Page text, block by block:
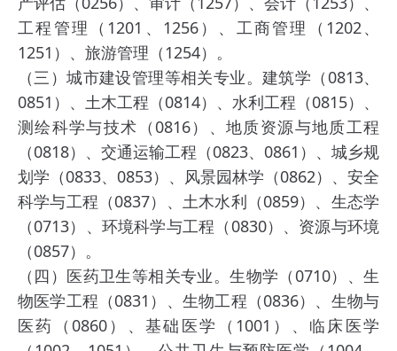
工程管理（1201、1256）、工商管理（1202、
1251）、旅游管理（1254）。
（三）城市建设管理等相关专业。建筑学（0813、
0851）、土木工程（0814）、水利工程（0815）、
测绘科学与技术（0816）、地质资源与地质工程
（0818）、交通运输工程（0823、0861）、城乡规
划学（0833、0853）、风景园林学（0862）、安全
科学与工程（0837）、土木水利（0859）、生态学
（0713）、环境科学与工程（0830）、资源与环境
（0857）。
（四）医药卫生等相关专业。生物学（0710）、生
物医学工程（0831）、生物工程（0836）、生物与
医药（0860）、基础医学（1001）、临床医学